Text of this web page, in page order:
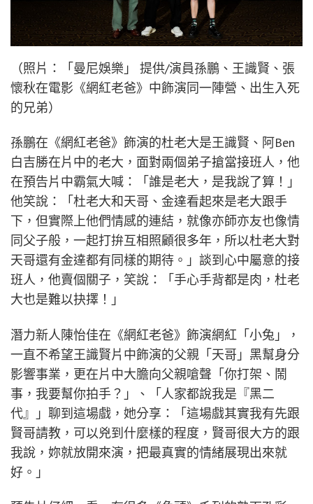
（照片：「曼尼娛樂」 提供/演員孫鵬、王識賢、張
懷秋在電影《網紅老爸》中飾演同一陣營、出生入死
的兄弟）
孫鵬在《網紅老爸》飾演的杜老大是王識賢、阿Ben
白吉勝在片中的老大，面對兩個弟子搶當接班人，他
在預告片中霸氣大喊：「誰是老大，是我說了算！」
他笑說：「杜老大和天哥、金達看起來是老大跟手
下，但實際上他們情感的連結，就像亦師亦友也像情
同父子般，一起打拚互相照顧很多年，所以杜老大對
天哥還有金達都有同樣的期待。」談到心中屬意的接
班人，他賣個關子，笑說：「手心手背都是肉，杜老
大也是難以抉擇！」
潛力新人陳怡佳在《網紅老爸》飾演網紅「小兔」，
一直不希望王識賢片中飾演的父親「天哥」黑幫身分
影響事業，更在片中大膽向父親嗆聲「你打架、鬧
事，我要幫你拍手？」、「人家都說我是『黑二
代』」聊到這場戲，她分享：「這場戲其實我有先跟
賢哥請教，可以兇到什麼樣的程度，賢哥很大方的跟
我說，妳就放開來演，把最真實的情緒展現出來就
好。」